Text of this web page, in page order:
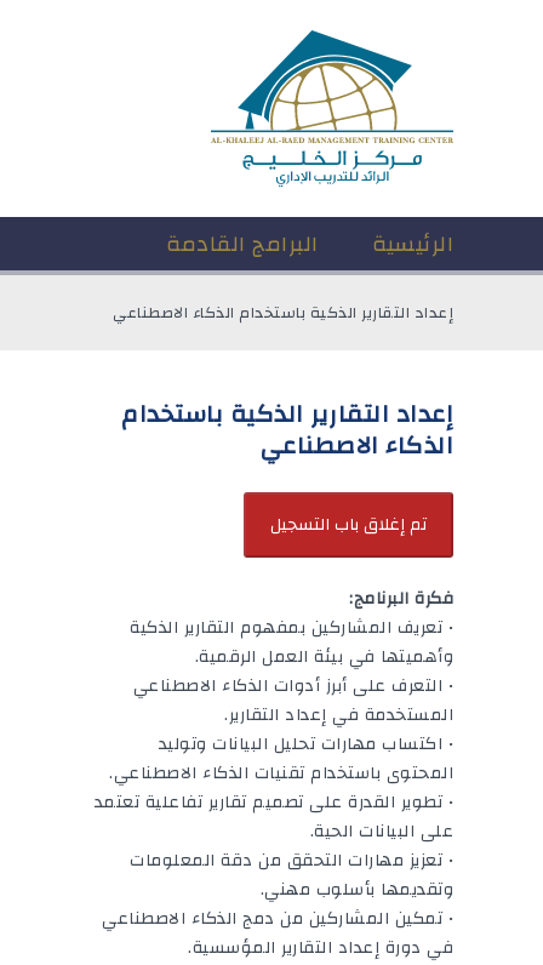
الرئيسية البرامج القادمة
إعداد التقارير الذكية باستخدام الذكاء الاصطناعي
إعداد التقارير الذكية باستخدام
الذكاء الاصطناعي
فكرة البرنامج:
• تعريف المشاركين بمفهوم التقارير الذكية
وأهميتها في بيئة العمل الرقمية.
• التعرف على أبرز أدوات الذكاء الاصطناعي
المستخدمة في إعداد التقارير.
• اكتساب مهارات تحليل البيانات وتوليد
المحتوى باستخدام تقنيات الذكاء الاصطناعي.
• تطوير القدرة على تصميم تقارير تفاعلية تعتمد
على البيانات الحية.
• تعزيز مهارات التحقق من دقة المعلومات
وتقديمها بأسلوب مهني.
• تمكين المشاركين من دمج الذكاء الاصطناعي
في دورة إعداد التقارير المؤسسية.